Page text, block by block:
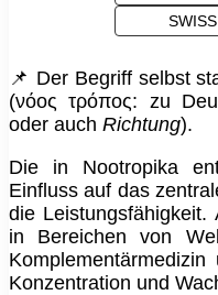
📌 Der Begriff selbst
(νόος τρόπος: zu
oder auch Richtung).
Die in Nootropika
Einfluss auf das
die Leistungsfähigkeit.
in Bereichen von
Konzentration und